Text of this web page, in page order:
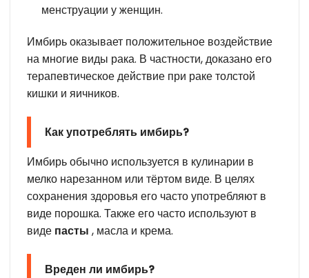
менструации у женщин.
Имбирь оказывает положительное воздействие
на многие виды рака. В частности, доказано его
терапевтическое действие при раке толстой
кишки и яичников.
Как употреблять имбирь?
Имбирь обычно используется в кулинарии в
мелко нарезанном или тёртом виде. В целях
сохранения здоровья его часто употребляют в
виде порошка. Также его часто используют в
виде пасты , масла и крема.
Вреден ли имбирь?